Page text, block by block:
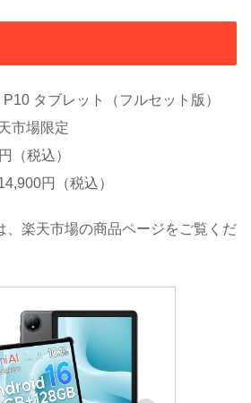
タブレット（フルセット版）
市場限定
（税込）
円（税込）
、楽天市場の商品ページをご覧くだ